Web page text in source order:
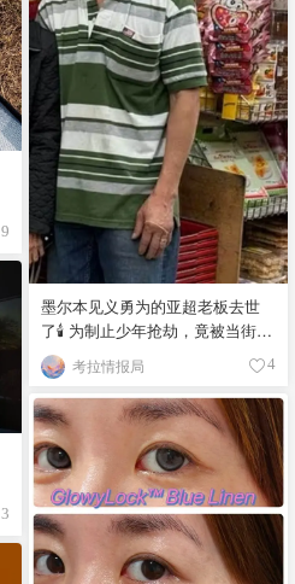
9
墨尔本见义勇为的亚超老板去世
了🕯️ 为制止少年抢劫，竟被当街围
殴致死！考拉情报局 4
3